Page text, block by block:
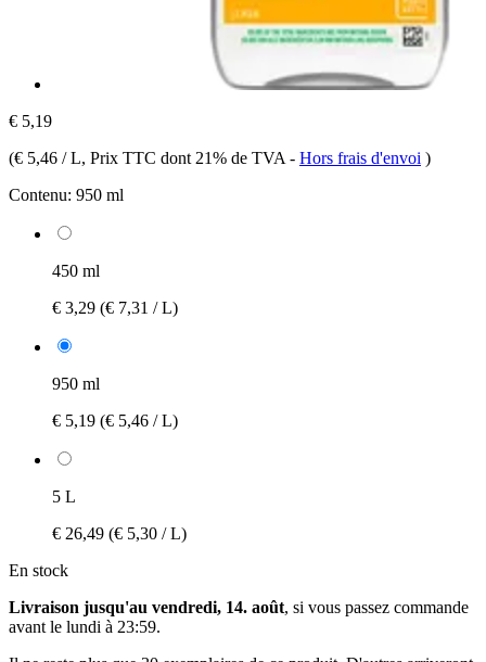
€ 5,19
(€ 5,46 / L, Prix TTC dont 21% de TVA - Hors frais d'envoi )
Contenu: 950 ml
450 ml
€ 3,29 (€ 7,31 / L)
950 ml
€ 5,19 (€ 5,46 / L)
5 L
€ 26,49 (€ 5,30 / L)
En stock
Livraison jusqu'au vendredi, 14. août, si vous passez commande
avant le lundi à 23:59.